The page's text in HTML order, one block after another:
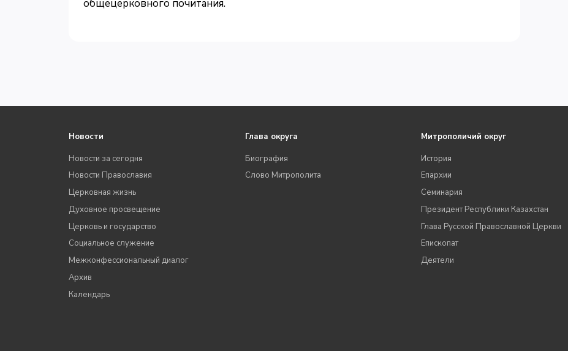
общецерковного почитания.
Новости
Новости за сегодня
Новости Православия
Церковная жизнь
Духовное просвещение
Церковь и государство
Социальное служение
Межконфессиональный диалог
Архив
Календарь
Глава округа
Биография
Слово Митрополита
Митрополичий округ
История
Епархии
Семинария
Президент Республики Казахстан
Глава Русской Православной Церкви
Епископат
Деятели